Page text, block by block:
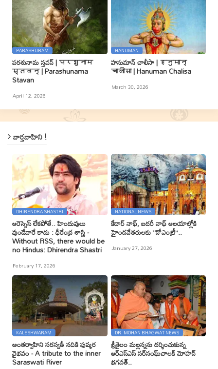
PARASHURAM
పరశునామ స్తవన్ | परशुनाम
स्तवन् | Parashunama
Stavan
April 12, 2026
HANUMAN
హనుమాన్ చాలీసా | हनुमान्
चालीसा | Hanuman Chalisa
March 30, 2026
వార్తవాహిని !
DHIRENDRA SHASTRI
ఆరెస్సెస్ లేకపోతే.. హిందువులు
వుండేవారే కాదు : ధీరేంద్ర శాస్త్రి -
Without RSS, there would be
no Hindus: Dhirendra Shastri
February 17, 2026
NATIONAL NEWS
కేదార్ నాథ్, బదరీ నాథ్ ఆలయాల్లోకి
హైందవేతరులకు ‘‘నోఎంట్రీ’’..
January 27, 2026
KALESHWARAM
అంతర్వాహిని సరస్వతీ నదికి పుష్కర
వైభవం - A tribute to the inner
Saraswati River
DR. MOHAN BHAGWAT NEWS
శ్రీశైలం మల్లన్నను దర్శించుకున్న
ఆర్ఎస్ఎస్ సర్‌సంఘ్‌చాలక్ మోహన్
భగవత్..